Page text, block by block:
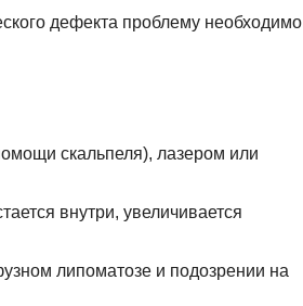
дефекта проблему необходимо
скальпеля), лазером или
внутри, увеличивается
липоматозе и подозрении на